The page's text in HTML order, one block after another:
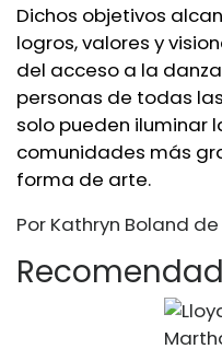
Dichos objetivos
logros, valores y
del acceso a la
personas de todas
solo pueden iluminar
comunidades más
forma de arte.
Por Kathryn Boland de